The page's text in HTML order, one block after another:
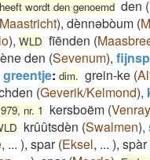
wordt den genoemd den (
Maastricht), dènnəbòum (
), WLD fīēnden (
den (Sevenum),
greentje: dim. grein-ke (
(Geverik/Kelmond),
nr. 1 kersboëm (Venray
krûûtsdèn (Swalmen),
, ... ), spar(Eksel, ... ), spàr